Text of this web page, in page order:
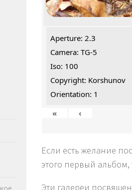
Aperture: 2.3
Camera: TG-5
Iso: 100
Copyright: Korshunov
Orientation: 1
«
‹
Если есть желание
этого первый
Эти галереи